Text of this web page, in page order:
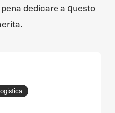
dedicare a questo